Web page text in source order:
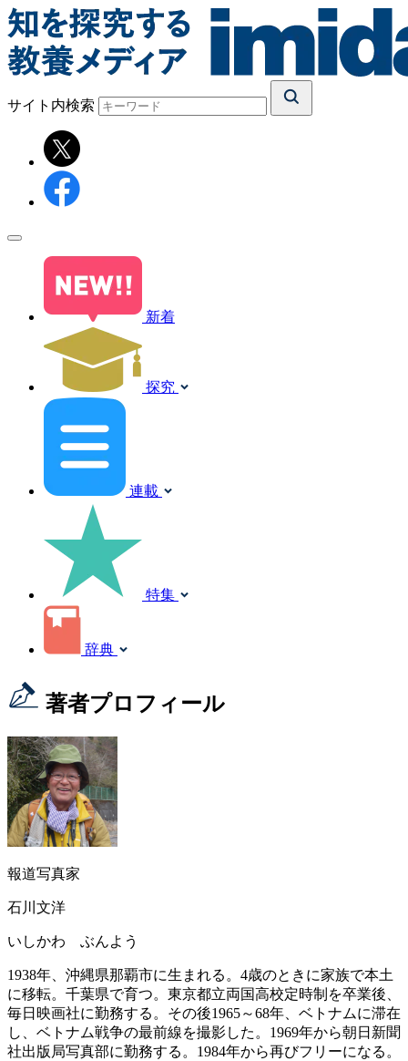
サイト内検索
新着
探究
連載
特集
辞典
著者プロフィール
報道写真家
石川文洋
いしかわ ぶんよう
1938年、沖縄県那覇市に生まれる。4歳のときに家族で本土
に移転。千葉県で育つ。東京都立両国高校定時制を卒業後、
毎日映画社に勤務する。その後1965～68年、ベトナムに滞在
し、ベトナム戦争の最前線を撮影した。1969年から朝日新聞
社出版局写真部に勤務する。1984年から再びフリーになる。